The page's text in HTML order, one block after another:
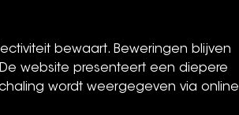
bewaart. Beweringen blijven
website presenteert een diepere
wordt weergegeven via online